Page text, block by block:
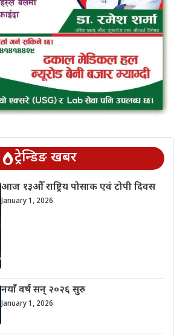
ट्रेन्डिङ खबर
आज १३औँ राष्ट्रिय पोसाक एवं टोपी दिवस
January 1, 2026
नयाँ वर्ष सन् २०२६ सुरु
January 1, 2026